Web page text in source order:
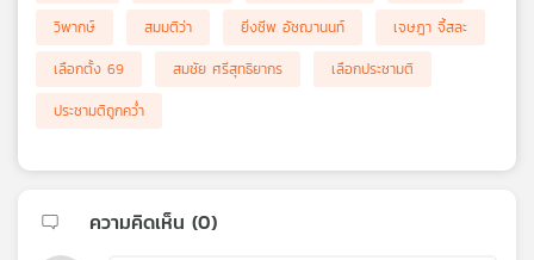
วิพากษ์
สมมติว่า ยิ่งชีพ อัชฌานนท์
เจษฎา จี้สละ
เลือกตั้ง 69
สมชัย ศรีสุทธิยากร
เลือกประชามติ
ประชามติถูกคว่ำ
ความคิดเห็น (0)